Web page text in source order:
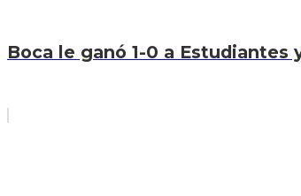
Boca le ganó 1-0 a